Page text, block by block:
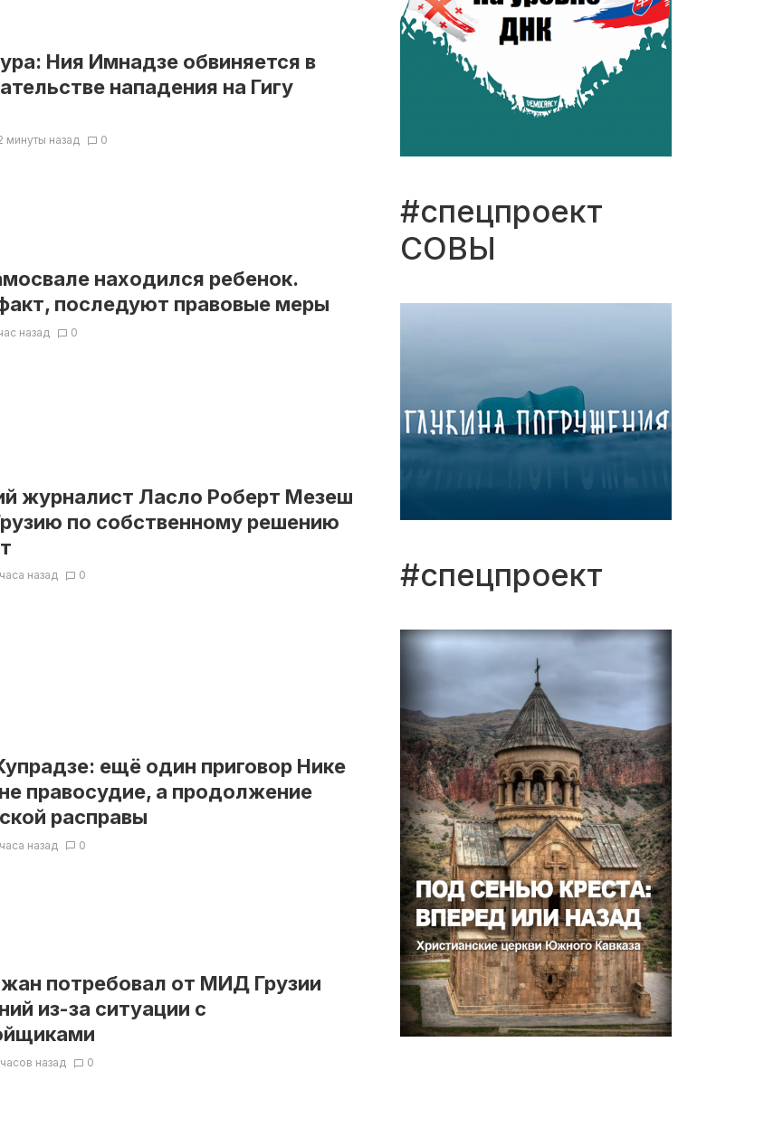
Ния Имнадзе обвиняется в
нападения на Гигу
минуты назад 0
находился ребенок.
последуют правовые меры
назад 0
журналист Ласло Роберт Мезеш
по собственному решению
назад 0
ещё один приговор Нике
правосудие, а продолжение
расправы
назад 0
потребовал от МИД Грузии
из-за ситуации с
назад 0
#спецпроект
СОВЫ
#спецпроект